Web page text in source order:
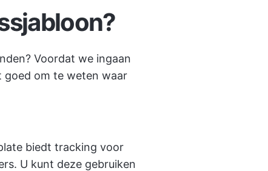
Voordat we ingaan
goed om te weten waar
biedt tracking voor
U kunt deze gebruiken